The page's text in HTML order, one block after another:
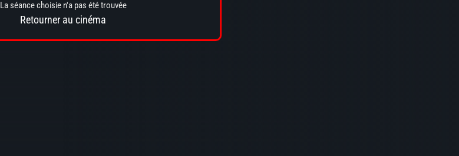
La séance choisie n'a pas été trouvée
Retourner au cinéma